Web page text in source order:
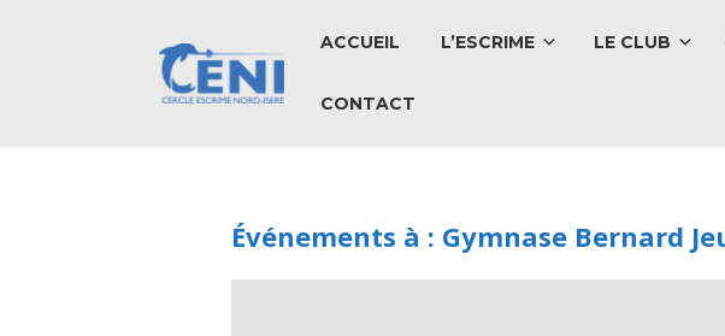
ACCUEIL L’ESCRIME LE CLUB
CONTACT
Événements à : Gymnase Bernard